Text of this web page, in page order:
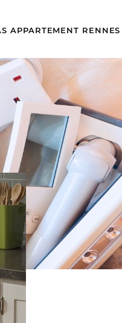
APPARTEMENT RENNES